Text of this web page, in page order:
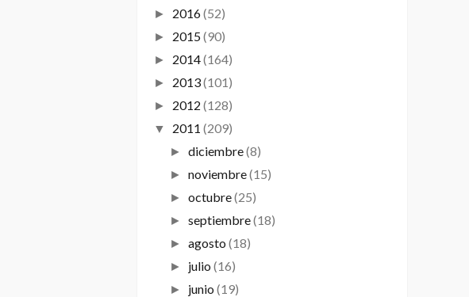
► 2016(52)
► 2015(90)
► 2014(164)
► 2013(101)
► 2012 (128)
▼ 2011 (209)
► diciembre(8)
► noviembre(15)
► octubre(25)
► septiembre(18)
► agosto (18)
► julio (16)
► junio (19)